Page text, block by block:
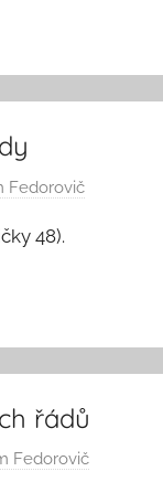
Fedorovič
48).
řádů
Fedorovič